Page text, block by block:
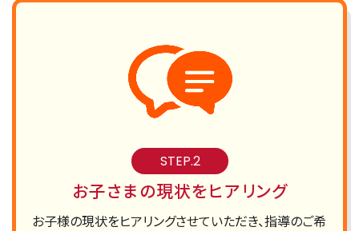
STEP.2
お子さまの現状をヒアリング
お子様の現状をヒアリングさせていただき、指導のご希